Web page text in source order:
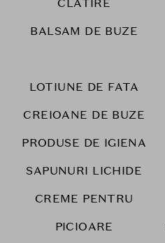
CLATIRE
BALSAM DE BUZE
LOTIUNE DE FATA
CREIOANE DE BUZE
PRODUSE DE IGIENA
SAPUNURI LICHIDE
CREME PENTRU
PICIOARE